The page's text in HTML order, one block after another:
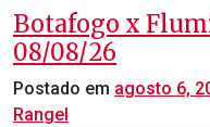
Botafogo x
08/08/26
Postado em agosto 6,
Rangel